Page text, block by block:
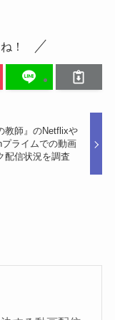
！
教師』のNetflixや
ライムでの動画
配信状況を調査